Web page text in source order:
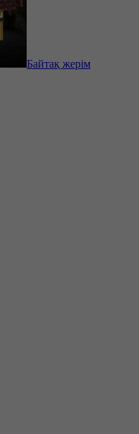
Байтақ жерім